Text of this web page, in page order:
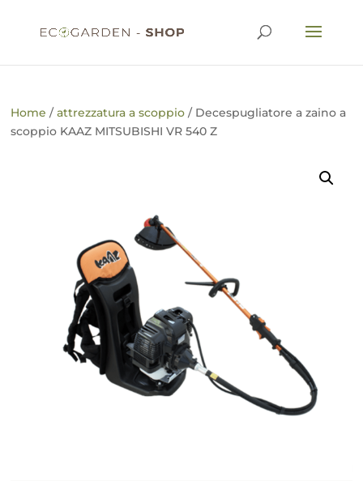
Home /attrezzatura a scoppio / Decespugliatore a zaino a
scoppio KAAZ MITSUBISHI VR 540 Z